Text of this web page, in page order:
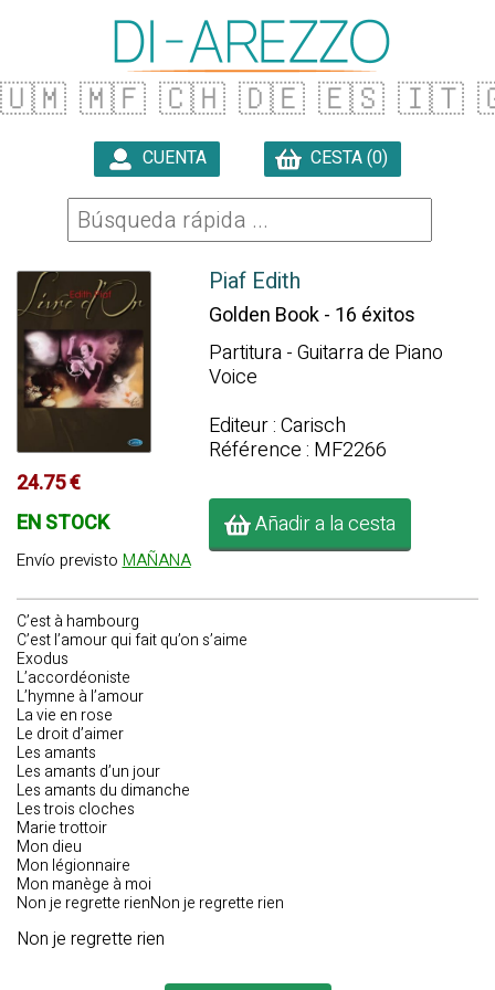
🇺🇲 🇲🇫 🇨🇭 🇩🇪 🇪🇸 🇮🇹
CUENTA CESTA (0)
24.75 €
EN STOCK
Envío previsto MAÑANA
Piaf Edith
Golden Book - 16 éxitos
Partitura - Guitarra de Piano
Voice
Editeur : Carisch
Référence : MF2266
Añadir a la cesta
C’est à hambourg
C’est l’amour qui fait qu’on s’aime
Exodus
L’accordéoniste
L’hymne à l’amour
La vie en rose
Le droit d’aimer
Les amants
Les amants d’un jour
Les amants du dimanche
Les trois cloches
Marie trottoir
Mon dieu
Mon légionnaire
Mon manège à moi
Non je regrette rienNon je regrette rien
Non je regrette rien